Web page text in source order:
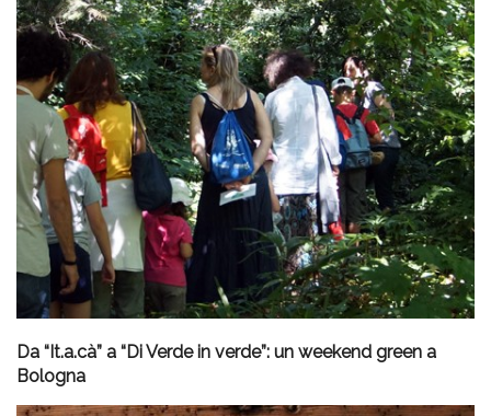
Da “It.a.cà” a “Di Verde in verde”: un weekend green a
Bologna